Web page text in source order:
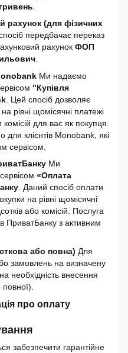
рахунок (для фізичних
передбачає переказ
рахунок ФОП
Ми надаємо
"Купівля
. Цей спосіб дозволяє
рівні щомісячні платежі
комісій для вас як покупця.
клієнтів Monobank, які
сервісом.
Ми
«Оплата
. Даний спосіб оплати
на рівні щомісячні
або комісій. Послуга
ПриватБанку з активним
або повна) Для
замовлень на визначену
необхідність внесення
повної).
про оплату
забезпечити гарантійне